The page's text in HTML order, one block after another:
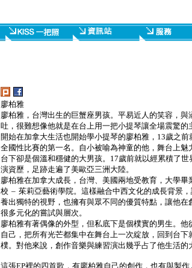
廖柏雅
廖柏雅，台灣出生的巨蟹座男孩。平易近人的笑容，與
吐，很難想像他就是在台上用一把小提琴讓全場震驚的
開始在加拿大生活也開始學小提琴的廖柏雅，13歲之前
全國性比賽的第一名。自小被喻為神童的他，舞台上魅
台下卻是個溫和穩健的大男孩。17歲前就以經累積了世
演資歷，足跡走遍了美歐亞三洲大陸。
廖柏雅在加拿大成長，台灣、美國兩地受教育，大學畢
校 – 茱莉亞藝術學院。這樣融合中西文化的成長背景
養出獨特的視野，也擁有與眾不同的優質特點，讓他在
很多元化的嘗試與層次。
廖柏雅有著偶像的外型，但私底下是個樸實的男生。他
自己，把所有光芒都集中在舞台上一次綻放，回到台下
樸。對他來說，創作音樂與練習演出幾乎占了他生活的
這張EP裡的四首歌，有廖柏雅自己的創作，也有與製作